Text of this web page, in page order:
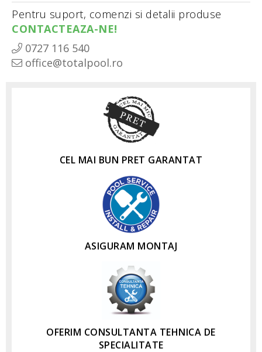
Pentru suport, comenzi si detalii produse
CONTACTEAZA-NE!
0727 116 540
office@totalpool.ro
CEL MAI BUN PRET GARANTAT
ASIGURAM MONTAJ
OFERIM CONSULTANTA TEHNICA DE
SPECIALITATE